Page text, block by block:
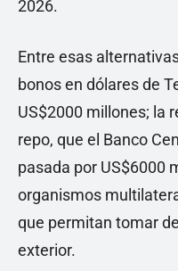
2026.
Entre esas
bonos en dólares de
US$2000 millones; la
repo, que el Banco
pasada por US$6000
organismos
que permitan tomar
exterior.